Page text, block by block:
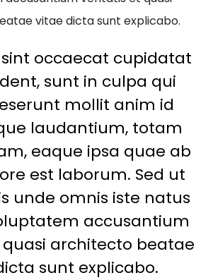
vitae dicta sunt explicabo.
sint occaecat cupidatat
sunt in culpa qui
mollit anim id
laudantium, totam
eaque ipsa quae ab
est laborum. Sed ut
unde omnis iste natus
accusantium
architecto beatae
sunt explicabo.